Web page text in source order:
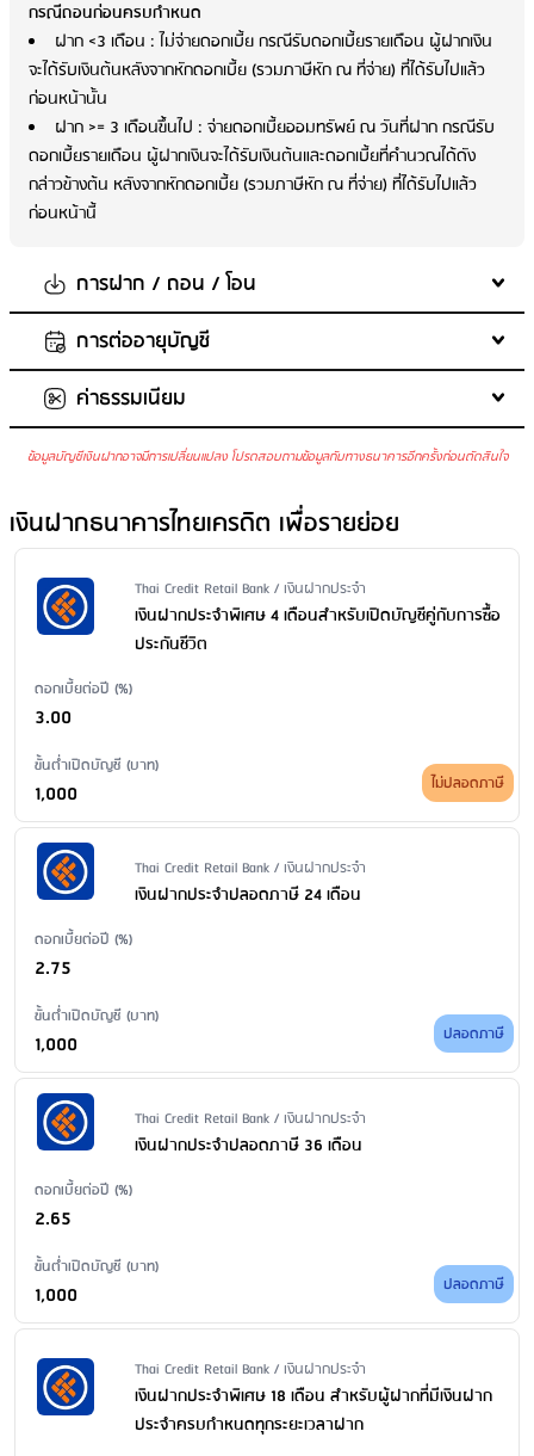
กรณีถอนก่อนครบกำหนด
ฝาก <3 เดือน : ไม่จ่ายดอกเบี้ย กรณีรับดอกเบี้ยรายเดือน ผู้ฝากเงิน
จะได้รับเงินต้นหลังจากหักดอกเบี้ย (รวมภาษีหัก ณ ที่จ่าย) ที่ได้รับไปแล้ว
ก่อนหน้านั้น
ฝาก >= 3 เดือนขึ้นไป : จ่ายดอกเบี้ยออมทรัพย์ ณ วันที่ฝาก กรณีรับ
ดอกเบี้ยรายเดือน ผู้ฝากเงินจะได้รับเงินต้นและดอกเบี้ยที่คำนวณได้ดัง
กล่าวข้างต้น หลังจากหักดอกเบี้ย (รวมภาษีหัก ณ ที่จ่าย) ที่ได้รับไปแล้ว
ก่อนหน้านี้
การฝาก / ถอน / โอน
จำนวนเงินในการฝากขั้นต่ำต่อครั้ง
จำนวนเงินในการฝากสูงสุด
ฝากเพิ่มในบัญชีเดิม
ถอนเงินก่อนครบกำหนด
: ไม่ได้
การฝาก
รับฝากสูงสุดต่อรายไม่เกิน 20 ลบ. (นับรวมเงินฝากประจำ ทุกระยะ
เวลา
การฝาก ไม่นับรวมบัญชีเงินฝากประจำทันใจ และบัญชีฝากประจำ สำหรับ
ผู้ที่ซื้อประกันชีวิตผ่านสาขาของธนาคาร ทุกระยะเวลาฝาก สำหรับยอด
ฝากตั้งแต่วันที่ 7 มีนาคม 2563 เป็นต้นไป)
การถอน
ไม่สามารถถอนเงินต้นบางส่วนได้ สำหรับกรณีรับดอกเบี้ยรายเดือน
การต่ออายุบัญชี
ต่ออายุเงินฝากเป็นประเภทเดิม
ค่าธรรมเนียม
ค่ารักษาบัญชี
: ไม่มีการเรียกเก็บค่ารักษาบัญชี
ค่าบริการแจ้งยอดเงินและความเคลื่อนไหวของบัญชีผ่าน SMS
บริการ
ค่าธรรมเนียมออกสมุดคู่ฝากใหม่: 50 บาท/เล่ม
ค่าธรรมเนียมขอใบแสดงรายการเคลื่อนไหวทางบัญชีเงินฝาก ผ่าน
สาขา: ขอใบแสดงรายการย้อนหลังน้อยกว่า 6 เดือน: ไม่มีค่าธรรมเนียม
ขอใบแสดงรายการย้อนหลังตั้งแต่ 6 เดือน - 2 ปี: 200 บาท/ฉบับ/บัญชี
ขอใบแสดงรายการย้อนหลังมากว่า 2 ปี: 500 บาท/ฉบับ/บัญชี
ค่าธรรมเนียมปิดบัญชี
ข้อมูลบัญชีเงินฝากอาจมีการเปลี่ยนแปลง โปรดสอบถามข้อมูลกับทางธนาคารอีกครั้งก่อนตัดสินใจ
เงินฝากธนาคารไทยเครดิต เพื่อรายย่อย
Issuer Name / Financial Product Type
Thai Credit Retail Bank / เงินฝากประจำ
เงินฝากประจำพิเศษ 4 เดือนสำหรับเปิดบัญชีคู่กับการซื้อ
ประกันชีวิต
ดอกเบี้ยต่อปี (%)
3.00
ขั้นต่ำเปิดบัญชี (บาท)
1,000 ไม่ปลอดภาษี
Issuer Name / Financial Product Type
Thai Credit Retail Bank / เงินฝากประจำ
เงินฝากประจำปลอดภาษี 24 เดือน
ดอกเบี้ยต่อปี (%)
2.75
ขั้นต่ำเปิดบัญชี (บาท)
1,000 ปลอดภาษี
Issuer Name / Financial Product Type
Thai Credit Retail Bank / เงินฝากประจำ
เงินฝากประจำปลอดภาษี 36 เดือน
ดอกเบี้ยต่อปี (%)
2.65
ขั้นต่ำเปิดบัญชี (บาท)
1,000 ปลอดภาษี
Issuer Name / Financial Product Type
Thai Credit Retail Bank / เงินฝากประจำ
เงินฝากประจำพิเศษ 18 เดือน สำหรับผู้ฝากที่มีเงินฝาก
ประจำครบกำหนดทุกระยะเวลาฝาก